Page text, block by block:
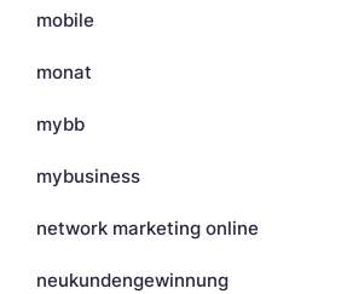
mobile
monat
mybb
mybusiness
network marketing online
neukundengewinnung